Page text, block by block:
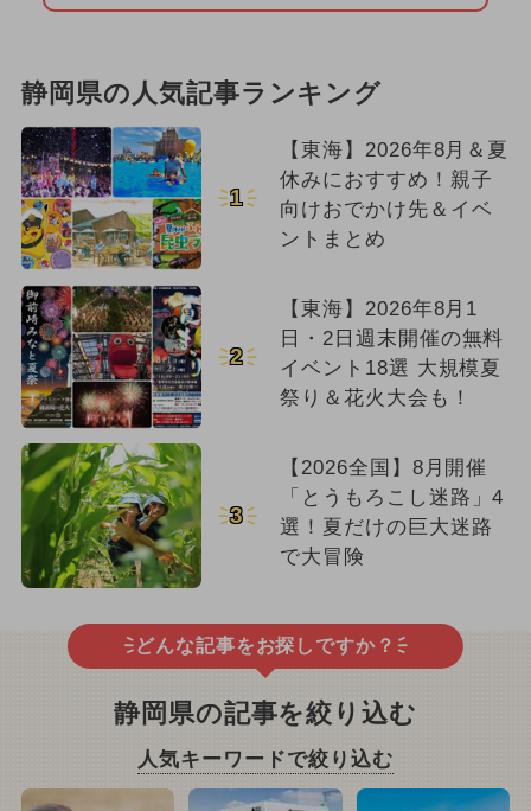
静岡県の人気記事ランキング
1
【東海】2026年8月＆夏
休みにおすすめ！親子
向けおでかけ先＆イベ
ントまとめ
2
【東海】2026年8月1
日・2日週末開催の無料
イベント18選 大規模夏
祭り＆花火大会も！
3
【2026全国】8月開催
「とうもろこし迷路」4
選！夏だけの巨大迷路
で大冒険
どんな記事をお探しですか？
静岡県の記事を絞り込む
人気キーワードで絞り込む